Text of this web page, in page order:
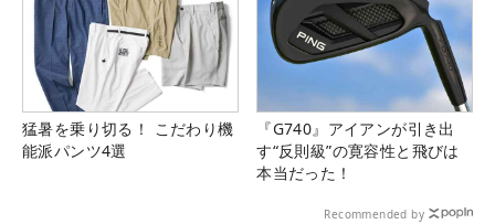
猛暑を乗り切る！ こだわり機
能派パンツ4選
『G740』アイアンが引き出
す“反則級”の寛容性と飛びは
本当だった！
Recommended by